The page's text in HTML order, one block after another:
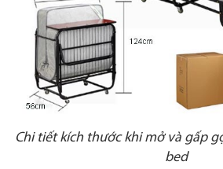
Chi tiết kích thước khi mở và gấp
bed